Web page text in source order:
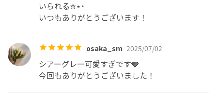
いられる‎✮⋆˙
いつもありがとうございます！
osaka_sm 2025/07/02
シアーグレー可愛すぎです🩶
今回もありがとうございました！